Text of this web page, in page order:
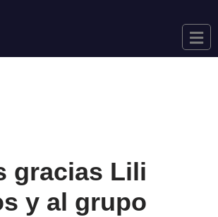
gracias Lili
y al grupo